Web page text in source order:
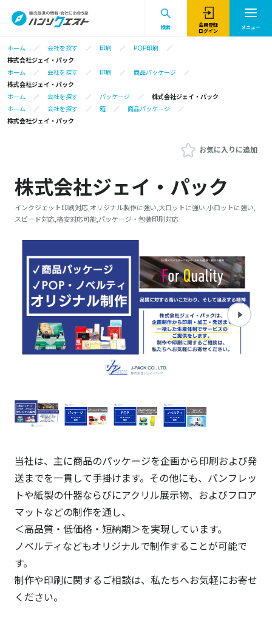
検索
会員登録
ログイン
メニュー
ホーム 会社を探す 印刷
POP印刷
株式会社ジェイ・パック
ホーム
会社を探す 印刷
商品パッケージ
株式会社ジェイ・パック
ホーム
会社を探す パッケージ
株式会社ジェイ・パック
ホーム
会社を探す 箱
商品パッケージ
株式会社ジェイ・パック
お気に入りに追加
株式会社ジェイ・パック
インクジェット印刷対応,オリジナル製作に強い,大ロットに強い,小ロットに強い,
スピード対応,格安対応可能,パッケージ・包装印刷対応
当社は、主に商品のパッケージを企画から印刷および発
送までを一貫して手掛けます。その他にも、パンフレッ
トや紙製の什器ならびにアクリル展示物、およびフロア
マットなどの制作を通し、
＜高品質・低価格・短納期＞を実現しています。
ノベルティなどもオリジナルで制作することが可能で
す。
制作や印刷に関するご相談は、私たちへお気軽にお寄せ
ください。